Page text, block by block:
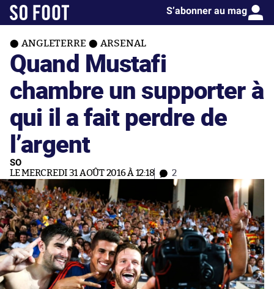
S’abonner au mag
ANGLETERRE ARSENAL
Quand Mustafi
chambre un supporter à
qui il a fait perdre de
l’argent
SO
LE MERCREDI 31 AOÛT 2016 À 12:18 2